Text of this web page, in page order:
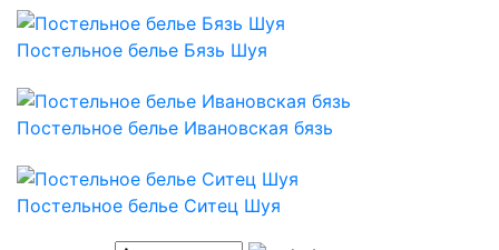
Постельное белье Бязь Шуя
Постельное белье Ивановская бязь
Постельное белье Ситец Шуя